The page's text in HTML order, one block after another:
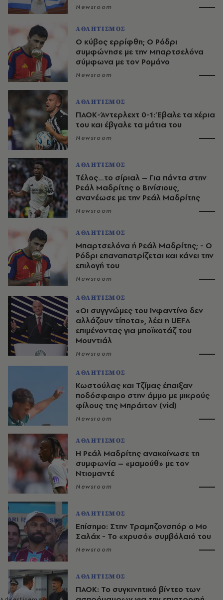
Newsroom
ΑΘΛΗΤΙΣΜΟΣ
O κύβος ερρίφθη; Ο Ρόδρι
συμφώνησε με την Μπαρτσελόνα
σύμφωνα με τον Ρομάνο
Newsroom
ΑΘΛΗΤΙΣΜΟΣ
ΠΑΟΚ-Άντερλεχτ 0-1: Έβαλε τα χέρια
του και έβγαλε τα μάτια του
Newsroom
ΑΘΛΗΤΙΣΜΟΣ
Τέλος…το σίριαλ – Για πάντα στην
Ρεάλ Μαδρίτης ο Βινίσιους,
ανανέωσε με την Ρεάλ Μαδρίτης
Newsroom
ΑΘΛΗΤΙΣΜΟΣ
Μπαρτσελόνα ή Ρεάλ Μαδρίτης; - Ο
Ρόδρι επαναπατρίζεται και κάνει την
επιλογή του
Newsroom
ΑΘΛΗΤΙΣΜΟΣ
«Οι συγγνώμες του Ινφαντίνο δεν
αλλάζουν τίποτα», λέει η UEFA
επιμένοντας για μποϊκοτάζ του
Μουντιάλ
Newsroom
ΑΘΛΗΤΙΣΜΟΣ
Κωστούλας και Τζίμας έπαιξαν
ποδόσφαιρο στην άμμο με μικρούς
φίλους της Μπράιτον (vid)
Newsroom
ΑΘΛΗΤΙΣΜΟΣ
Η Ρεάλ Μαδρίτης ανακοίνωσε τη
συμφωνία – «μαμούθ» με τον
Ντιομαντέ
Newsroom
ΑΘΛΗΤΙΣΜΟΣ
Επίσημο: Στην Τραμπζονσπόρ ο Μο
Σαλάχ - Το «χρυσό» συμβόλαιό του
Newsroom
ΑΘΛΗΤΙΣΜΟΣ
ΠΑΟΚ: Το συγκινητικό βίντεο των